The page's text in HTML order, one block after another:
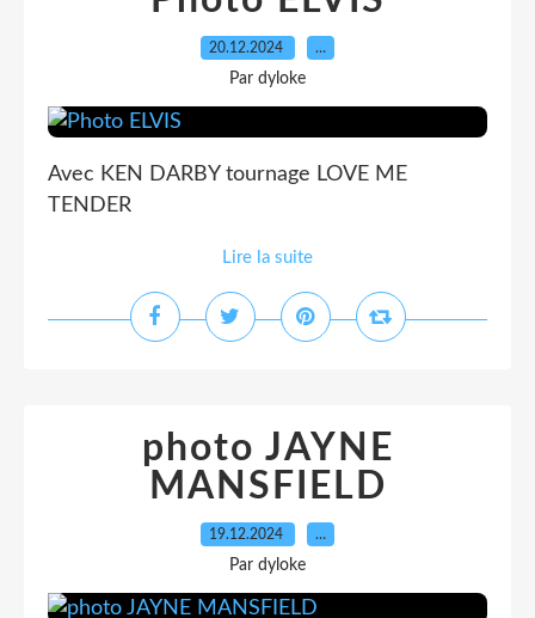
20.12.2024 …
Par dyloke
Avec KEN DARBY tournage LOVE ME
TENDER
Lire la suite
photo JAYNE
MANSFIELD
19.12.2024 …
Par dyloke